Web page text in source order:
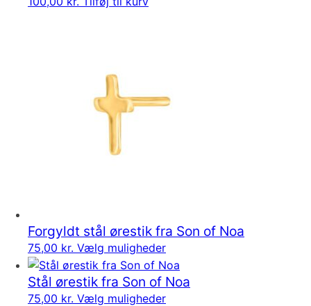
Forgyldt stål ørestik fra Son of Noa
75,00 kr. Vælg muligheder
Stål ørestik fra Son of Noa
75,00 kr. Vælg muligheder